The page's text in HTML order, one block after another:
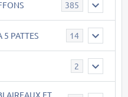
385
5 PATTES 14
2
ET